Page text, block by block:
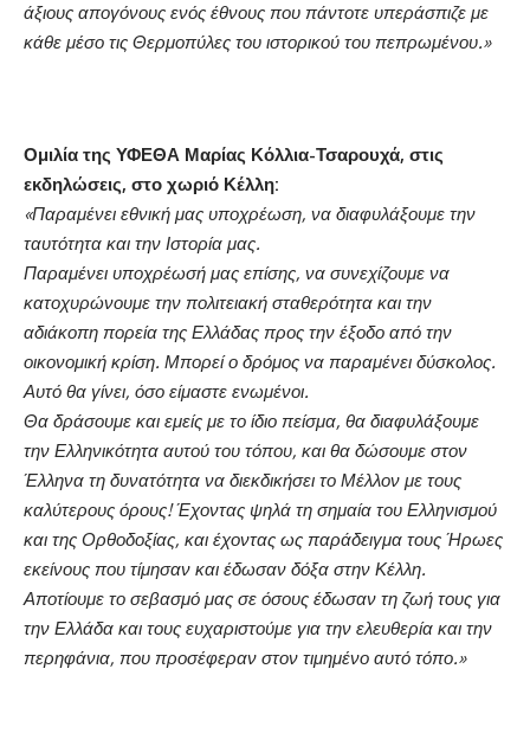
άξιους απογόνους ενός έθνους που πάντοτε υπεράσπιζε με
κάθε μέσο τις Θερμοπύλες του ιστορικού του πεπρωμένου.»
Ομιλία της ΥΦΕΘΑ Μαρίας Κόλλια-Τσαρουχά, στις
εκδηλώσεις, στο χωριό Κέλλη:
«Παραμένει εθνική μας υποχρέωση, να διαφυλάξουμε την
ταυτότητα και την Ιστορία μας.
Παραμένει υποχρέωσή μας επίσης, να συνεχίζουμε να
κατοχυρώνουμε την πολιτειακή σταθερότητα και την
αδιάκοπη πορεία της Ελλάδας προς την έξοδο από την
οικονομική κρίση. Μπορεί ο δρόμος να παραμένει δύσκολος.
Αυτό θα γίνει, όσο είμαστε ενωμένοι.
Θα δράσουμε και εμείς με το ίδιο πείσμα, θα διαφυλάξουμε
την Ελληνικότητα αυτού του τόπου, και θα δώσουμε στον
Έλληνα τη δυνατότητα να διεκδικήσει το Μέλλον με τους
καλύτερους όρους! Έχοντας ψηλά τη σημαία του Ελληνισμού
και της Ορθοδοξίας, και έχοντας ως παράδειγμα τους Ήρωες
εκείνους που τίμησαν και έδωσαν δόξα στην Κέλλη.
Αποτίουμε το σεβασμό μας σε όσους έδωσαν τη ζωή τους για
την Ελλάδα και τους ευχαριστούμε για την ελευθερία και την
περηφάνια, που προσέφεραν στον τιμημένο αυτό τόπο.»